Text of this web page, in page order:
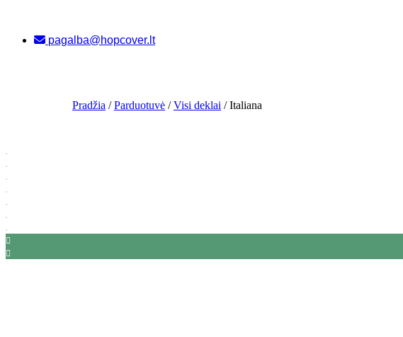
pagalba@hopcover.lt
Pradžia /Parduotuvė /Visi deklai / Italiana